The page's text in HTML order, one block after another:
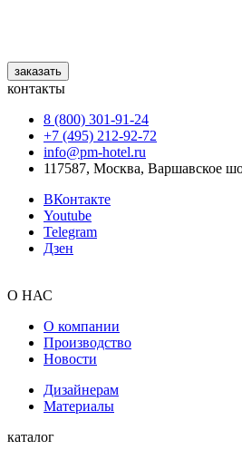
заказать
контакты
8 (800) 301‑91‑24
+7 (495) 212‑92‑72
info@pm-hotel.ru
117587, Москва, Варшавское
ВКонтакте
Youtube
Telegram
Дзен
О НАС
О компании
Производство
Новости
Дизайнерам
Материалы
каталог